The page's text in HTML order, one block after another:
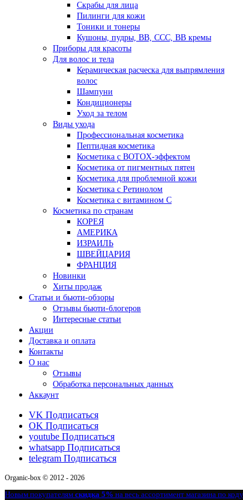
Скрабы для лица
Пилинги для кожи
Тоники и тонеры
Кушоны, пудры, ВВ, ССС, ВВ кремы
Приборы для красоты
Для волос и тела
Керамическая расческа для выпрямления
волос
Шампуни
Кондиционеры
Уход за телом
Виды ухода
Профессиональная косметика
Пептидная косметика
Косметика с BOTOX-эффектом
Косметика от пигментных пятен
Косметика для проблемной кожи
Косметика с Ретинолом
Косметика с витамином С
Косметика по странам
КОРЕЯ
АМЕРИКА
ИЗРАИЛЬ
ШВЕЙЦАРИЯ
ФРАНЦИЯ
Новинки
Хиты продаж
Статьи и бьюти-обзоры
Отзывы бьюти-блогеров
Интересные статьи
Акции
Доставка и оплата
Контакты
О нас
Отзывы
Обработка персональных данных
Аккаунт
VK Подписаться
OK Подписаться
youtube Подписаться
whatsapp Подписаться
telegram Подписаться
Organic-box © 2012 - 2026
Новым покупателям скидка 5% на весь ассортимент магазина по